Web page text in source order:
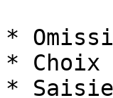
*
* Choix
*